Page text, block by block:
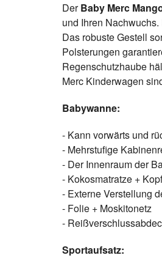
DerBaby Merc
und Ihren Nachwuchs.
Das robuste Gestell
Polsterungen
Regenschutzhaube
Merc Kinderwagen
Babywanne:
- Kann vorwärts und
- Mehrstufige
- Der Innenraum der
- Kokosmatratze +
- Externe Verstellung
- Folie + Moskitonetz
-
Sportaufsatz: